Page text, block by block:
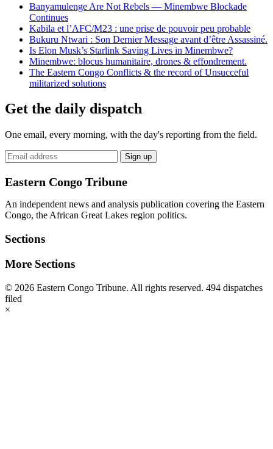
Banyamulenge Are Not Rebels — Minembwe Blockade
Continues
Kabila et l’AFC/M23 : une prise de pouvoir peu probable
Bukuru Ntwari : Son Dernier Message avant d’être Assassiné.
Is Elon Musk’s Starlink Saving Lives in Minembwe?
Minembwe: blocus humanitaire, drones & effondrement.
The Eastern Congo Conflicts & the record of Unsucceful
militarized solutions
Get the daily dispatch
One email, every morning, with the day's reporting from the field.
Email
address
Sign up
Eastern Congo Tribune
An independent news and analysis publication covering the Eastern
Congo, the African Great Lakes region politics.
Sections
More Sections
© 2026 Eastern Congo Tribune. All rights reserved. 494 dispatches
filed
×